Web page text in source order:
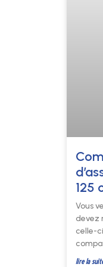
125
Vous
devez
celle-
lire la